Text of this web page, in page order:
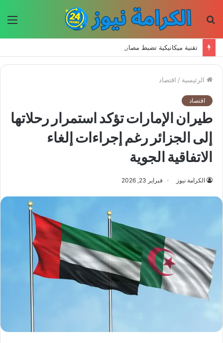
الرئيسية / اقتصاد
اقتصاد
طيران الإمارات تؤكد استمرار رحلاتها
إلى الجزائر رغم إجراءات إلغاء
الاتفاقية الجوية
الكرامة نيوز فبراير 23, 2026